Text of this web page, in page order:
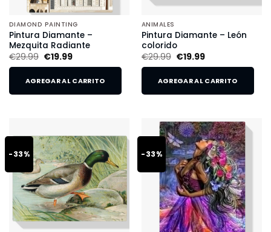
DIAMOND PAINTING
Pintura Diamante –
Mezquita Radiante
€29.99 €19.99
AGREGAR AL CARRITO
ANIMALES
Pintura Diamante – León
colorido
€29.99 €19.99
AGREGAR AL CARRITO
-33% -33%